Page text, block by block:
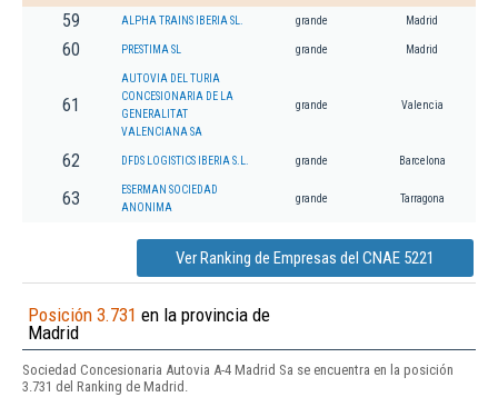
59 ALPHA TRAINS IBERIA SL. grande Madrid
60 PRESTIMA SL grande Madrid
61
AUTOVIA DEL TURIA
CONCESIONARIA DE LA
GENERALITAT
VALENCIANA SA
grande Valencia
62 DFDS LOGISTICS IBERIA S.L. grande Barcelona
63
ESERMAN SOCIEDAD
ANONIMA
grande Tarragona
Ver Ranking de Empresas del CNAE 5221
Posición 3.731 en la provincia de
Madrid
Sociedad Concesionaria Autovia A-4 Madrid Sa se encuentra en la posición
3.731 del Ranking de Madrid.